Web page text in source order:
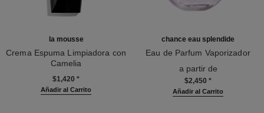
la mousse
Crema Espuma Limpiadora con
Camelia
$1,420 *
Añadir al Carrito
chance eau splendide
Eau de Parfum Vaporizador
a partir de
$2,450 *
Añadir al Carrito